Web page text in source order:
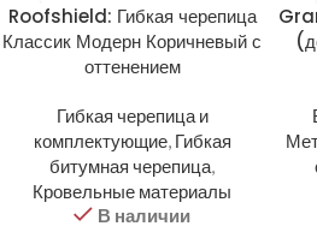
Roofshield: Гибкая черепица
Классик Модерн Коричневый с
оттенением
Гибкая черепица и
комплектующие, Гибкая
битумная черепица,
Кровельные материалы
В наличии